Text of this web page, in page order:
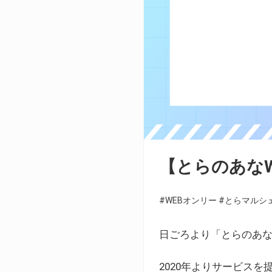
【とらのあ
#WEBオンリー #とらマルシ
日ごろより「とらのあ
2020年よりサービスを